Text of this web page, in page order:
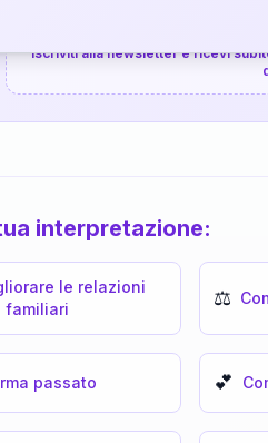
Iscriviti alla newsletter e ricevi
interpretazione:
le relazioni
familiari
⚖️
passato 💕